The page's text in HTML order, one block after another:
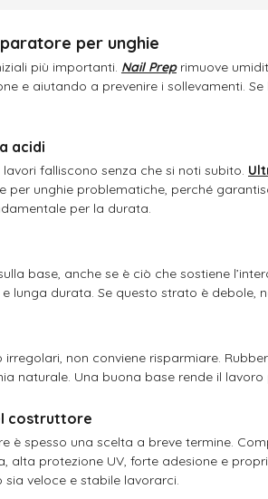
per unghie
più importanti. Nail Preprimuove
e aiutando a prevenire i sollevamenti.
acidi
falliscono senza che si noti subito.
per unghie problematiche, perché
per la durata.
base, anche se è ciò che sostiene
lunga durata. Se questo strato è debole,
non conviene risparmiare.
naturale. Una buona base rende il
costruttore
è spesso una scelta a breve termine.
alta protezione UV, forte adesione e
veloce e stabile lavorarci.